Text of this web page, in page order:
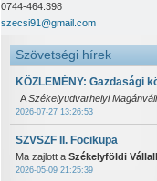
0744-464.398
szecsi91@gmail.com
Szövetségi hírek
KÖZLEMÉNY: Gazdasági
ASzékelyudvarhelyi
2026-07-27 13:26:53
SZVSZF II. Focikupa
Ma zajlott a Székelyföldi
2026-05-09 21:25:39